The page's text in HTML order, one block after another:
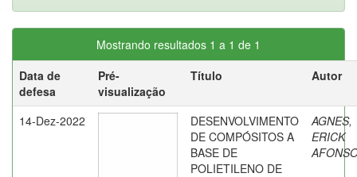
Mostrando resultados 1 a 1 de 1
Data de
defesa
Pré-
visualização
Título Autor
14-Dez-2022
DESENVOLVIMENTO
DE COMPÓSITOS A
BASE DE
POLIETILENO DE
AGNES,
ERICK